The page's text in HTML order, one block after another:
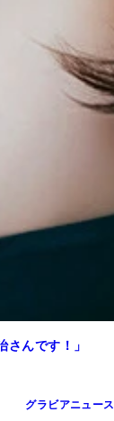
）
んです！」
グラビアニュース